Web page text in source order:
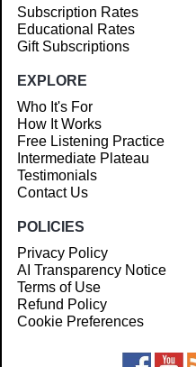
Subscription Rates
Educational Rates
Gift Subscriptions
EXPLORE
Who It's For
How It Works
Free Listening Practice
Intermediate Plateau
Testimonials
Contact Us
POLICIES
Privacy Policy
AI Transparency Notice
Terms of Use
Refund Policy
Cookie Preferences